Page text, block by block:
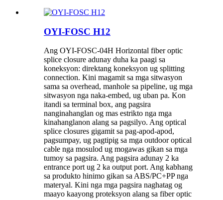
OYI-FOSC H12
Ang OYI-FOSC-04H Horizontal fiber optic
splice closure adunay duha ka paagi sa
koneksyon: direktang koneksyon ug splitting
connection. Kini magamit sa mga sitwasyon
sama sa overhead, manhole sa pipeline, ug mga
sitwasyon nga naka-embed, ug uban pa. Kon
itandi sa terminal box, ang pagsira
nanginahanglan og mas estrikto nga mga
kinahanglanon alang sa pagsilyo. Ang optical
splice closures gigamit sa pag-apod-apod,
pagsumpay, ug pagtipig sa mga outdoor optical
cable nga mosulod ug mogawas gikan sa mga
tumoy sa pagsira. Ang pagsira adunay 2 ka
entrance port ug 2 ka output port. Ang kabhang
sa produkto hinimo gikan sa ABS/PC+PP nga
materyal. Kini nga mga pagsira naghatag og
maayo kaayong proteksyon alang sa fiber optic